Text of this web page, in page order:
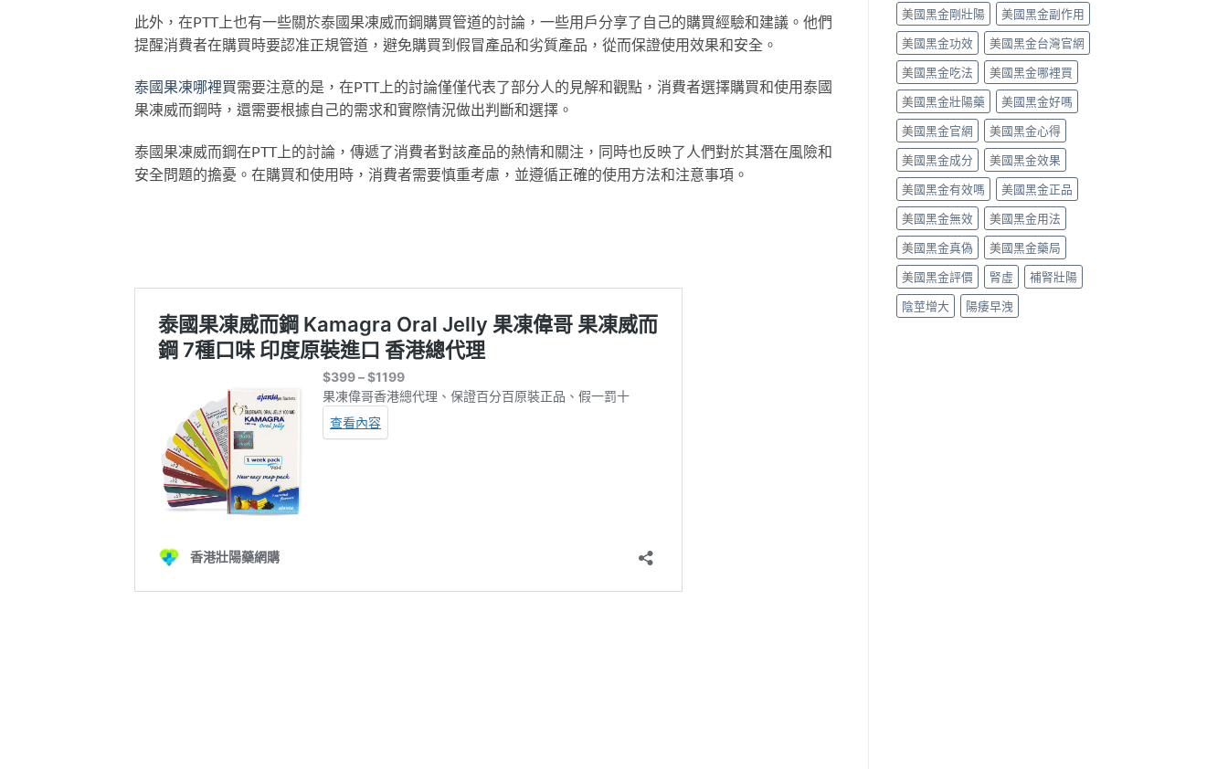
此外，在PTT上也有一些關於泰國果凍威而鋼購買管道的討論，一些用戶分享了自己的購買經驗和建議。他們
提醒消費者在購買時要認准正規管道，避免購買到假冒產品和劣質產品，從而保證使用效果和安全。
泰國果凍哪裡買需要注意的是，在PTT上的討論僅僅代表了部分人的見解和觀點，消費者選擇購買和使用泰國
果凍威而鋼時，還需要根據自己的需求和實際情況做出判斷和選擇。
泰國果凍威而鋼在PTT上的討論，傳遞了消費者對該產品的熱情和關注，同時也反映了人們對於其潛在風險和
安全問題的擔憂。在購買和使用時，消費者需要慎重考慮，並遵循正確的使用方法和注意事項。
label，
只
講
你
點
樣
對
號
入
座〉
中
美國黑金剛壯陽
美國黑金副作用
美國黑金功效
美國黑金台灣官網
美國黑金吃法
美國黑金哪裡買
美國黑金壯陽藥
美國黑金好嗎
美國黑金官網
美國黑金心得
美國黑金成分
美國黑金效果
美國黑金有效嗎
美國黑金正品
美國黑金無效
美國黑金用法
美國黑金真偽
美國黑金藥局
美國黑金評價
腎虛
補腎壯陽
陰莖增大
陽痿早洩